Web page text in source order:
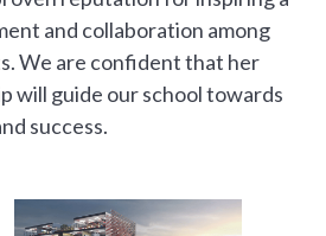
and collaboration among
We are confident that her
will guide our school towards
success.